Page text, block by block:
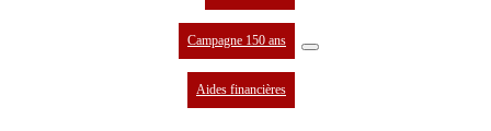
Campagne 150 ans
Aides financières